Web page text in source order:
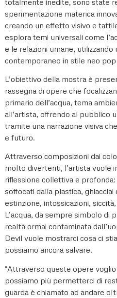
sperimentazione materica
creando un effetto visivo e
esplora temi universali come
e le relazioni umane, utilizzando
contemporaneo in stile neo
L’obiettivo della mostra è
rassegna di opere che
primario dell’acqua, tema
all’artista, offrendo al pubblico
tramite una narrazione visiva
e futuro.
Attraverso composizioni dai
molto divertenti, l’artista vuole
riflessione collettiva e
soffocati dalla plastica, ghiacciai
estinzione, intossicazioni,
L’acqua, da sempre simbolo di
realtà ormai contaminata
Devil vuole mostrarci cosa ci
possiamo ancora salvare.
“Attraverso queste opere
possiamo più permetterci di
guarda è chiamato ad andare